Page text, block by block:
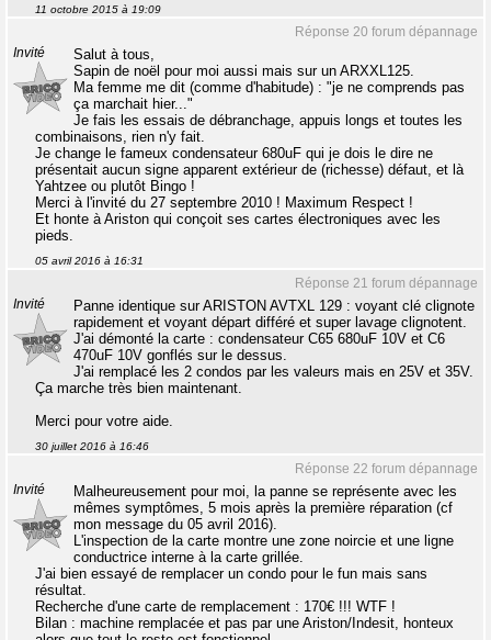
11 octobre 2015 à 19:09
Réponse 20 forum dépannage
Invité
Salut à tous,
Sapin de noël pour moi aussi mais sur un ARXXL125.
Ma femme me dit (comme d'habitude) : "je ne comprends pas
ça marchait hier..."
Je fais les essais de débranchage, appuis longs et toutes les
combinaisons, rien n'y fait.
Je change le fameux condensateur 680uF qui je dois le dire ne
présentait aucun signe apparent extérieur de (richesse) défaut, et là
Yahtzee ou plutôt Bingo !
Merci à l'invité du 27 septembre 2010 ! Maximum Respect !
Et honte à Ariston qui conçoit ses cartes électroniques avec les
pieds.
05 avril 2016 à 16:31
Réponse 21 forum dépannage
Invité
Panne identique sur ARISTON AVTXL 129 : voyant clé clignote
rapidement et voyant départ différé et super lavage clignotent.
J'ai démonté la carte : condensateur C65 680uF 10V et C6
470uF 10V gonflés sur le dessus.
J'ai remplacé les 2 condos par les valeurs mais en 25V et 35V.
Ça marche très bien maintenant.
Merci pour votre aide.
30 juillet 2016 à 16:46
Réponse 22 forum dépannage
Invité
Malheureusement pour moi, la panne se représente avec les
mêmes symptômes, 5 mois après la première réparation (cf
mon message du 05 avril 2016).
L'inspection de la carte montre une zone noircie et une ligne
conductrice interne à la carte grillée.
J'ai bien essayé de remplacer un condo pour le fun mais sans
résultat.
Recherche d'une carte de remplacement : 170€ !!! WTF !
Bilan : machine remplacée et pas par une Ariston/Indesit, honteux